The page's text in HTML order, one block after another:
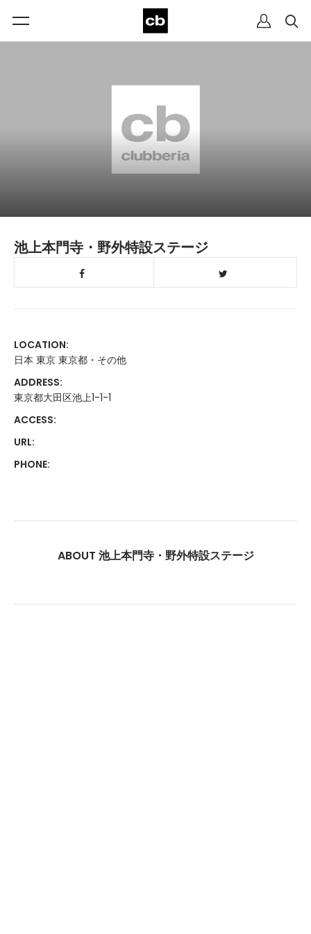
池上本門寺・野外特設ステージ
LOCATION:
日本 東京 東京都・その他
ADDRESS:
東京都大田区池上1-1-1
ACCESS:
URL:
PHONE:
ABOUT 池上本門寺・野外特設ステージ